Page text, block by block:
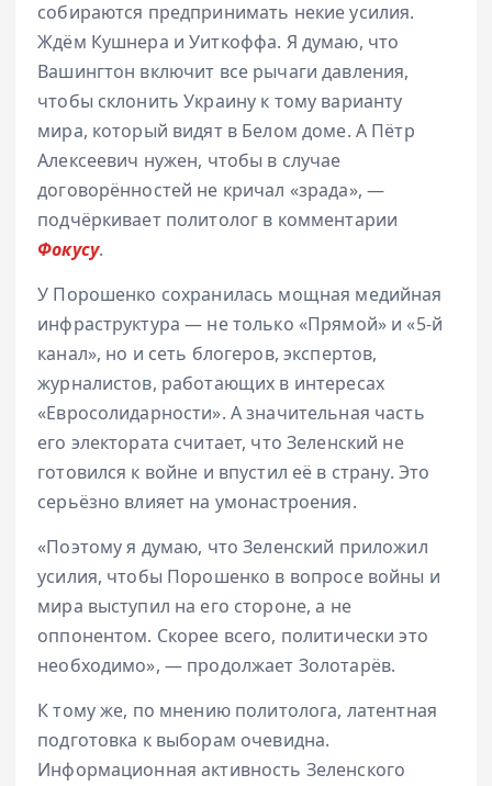
собираются предпринимать некие усилия.
Ждём Кушнера и Уиткоффа. Я думаю, что
Вашингтон включит все рычаги давления,
чтобы склонить Украину к тому варианту
мира, который видят в Белом доме. А Пётр
Алексеевич нужен, чтобы в случае
договорённостей не кричал «зрада», —
подчёркивает политолог в комментарии
Фокусу.
У Порошенко сохранилась мощная медийная
инфраструктура — не только «Прямой» и «5-й
канал», но и сеть блогеров, экспертов,
журналистов, работающих в интересах
«Евросолидарности». А значительная часть
его электората считает, что Зеленский не
готовился к войне и впустил её в страну. Это
серьёзно влияет на умонастроения.
«Поэтому я думаю, что Зеленский приложил
усилия, чтобы Порошенко в вопросе войны и
мира выступил на его стороне, а не
оппонентом. Скорее всего, политически это
необходимо», — продолжает Золотарёв.
К тому же, по мнению политолога, латентная
подготовка к выборам очевидна.
Информационная активность Зеленского